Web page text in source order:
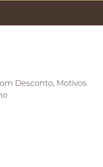
Desconto, Motivos